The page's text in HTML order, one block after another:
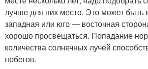
лучше для них место. Это может
западная или юго — восточная
хорошо просвещаться. Попадание
количества солнечных лучей
побегов.